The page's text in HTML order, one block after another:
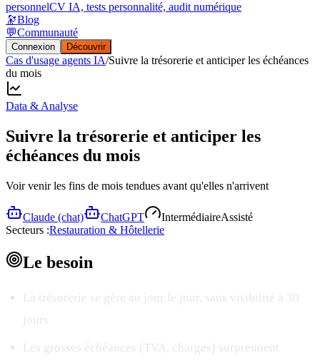
personnelCV IA, tests personnalité, audit numérique
🔭Blog
💬Communauté
Connexion Découvrir
Cas d'usage agents IA/Suivre la trésorerie et anticiper les échéances
du mois
Data & Analyse
Suivre la trésorerie et anticiper les
échéances du mois
Voir venir les fins de mois tendues avant qu'elles n'arrivent
Claude (chat) ChatGPT IntermédiaireAssisté
Secteurs :Restauration & Hôtellerie
Le besoin
La trésorerie se gère au jour le jour, sans visibilité à 30
jours
Les grosses échéances (TVA, charges) surprennent